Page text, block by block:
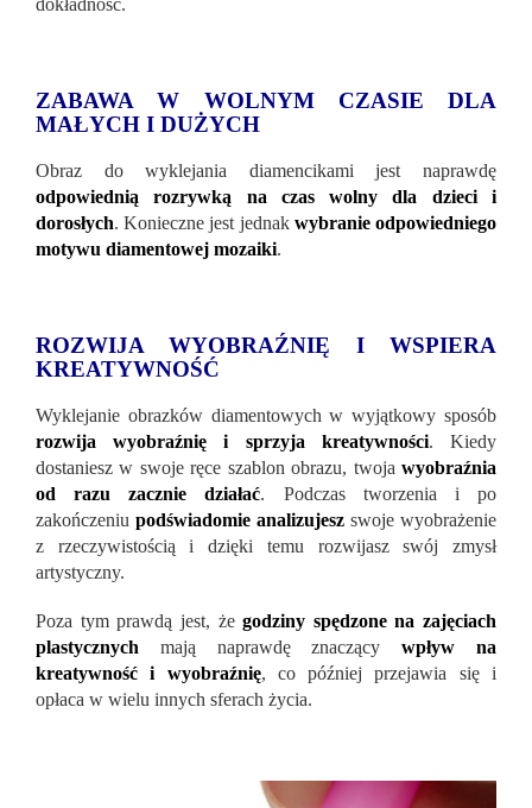
ZABAWA W WOLNYM CZASIE DLA
MAŁYCH I DUŻYCH
Obraz do wyklejania diamencikami jest naprawdę
odpowiednią rozrywką na czas wolny dla dzieci i
dorosłych. Konieczne jest jednak wybranie odpowiedniego
motywu diamentowej mozaiki.
ROZWIJA WYOBRAŹNIĘ I WSPIERA
KREATYWNOŚĆ
Wyklejanie obrazków diamentowych w wyjątkowy sposób
rozwija wyobraźnię i sprzyja kreatywności. Kiedy
dostaniesz w swoje ręce szablon obrazu, twoja wyobraźnia
od razu zacznie działać. Podczas tworzenia i po
zakończeniu podświadomie analizujesz swoje wyobrażenie
z rzeczywistością i dzięki temu rozwijasz swój zmysł
artystyczny.
Poza tym prawdą jest, żegodziny spędzone na zajęciach
plastycznych mają naprawdę znaczącywpływ na
kreatywność i wyobraźnię, co później przejawia się i
opłaca w wielu innych sferach życia.